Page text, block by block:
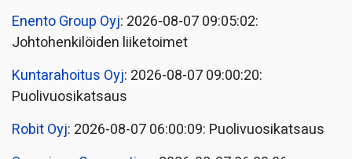
Enento Group Oyj: 2026-08-07 09:05:02:
Johtohenkilöiden liiketoimet
Kuntarahoitus Oyj: 2026-08-07 09:00:20:
Puolivuosikatsaus
Robit Oyj: 2026-08-07 06:00:09: Puolivuosikatsaus